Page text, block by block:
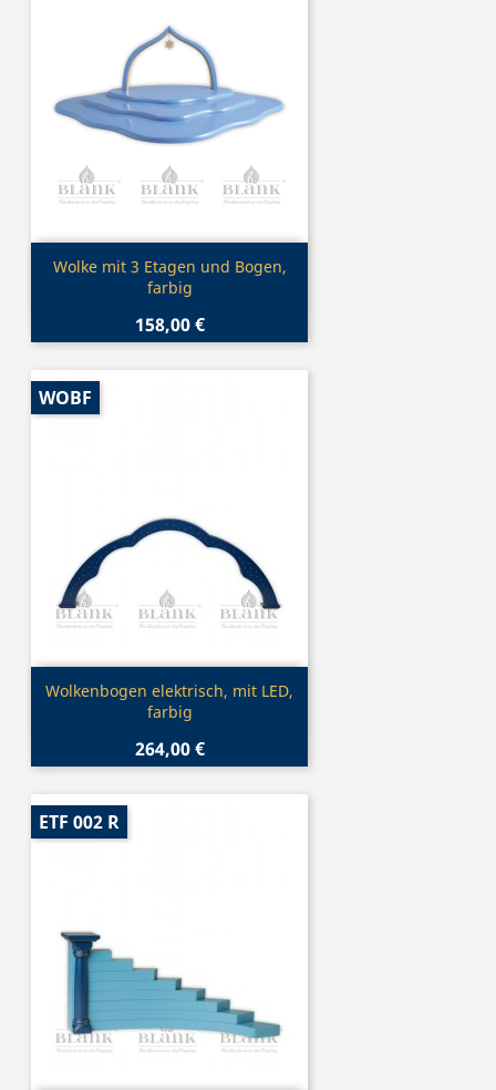
 Vorschau
Wolke mit 3 Etagen und Bogen,
farbig
158,00 €
Vorschau
Wolkenbogen elektrisch, mit LED,
farbig
264,00 €
WOBF
ETF 002 R